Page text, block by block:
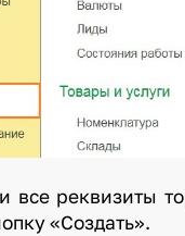
все реквизиты
«Создать».